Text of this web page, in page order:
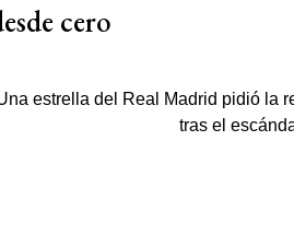
cero